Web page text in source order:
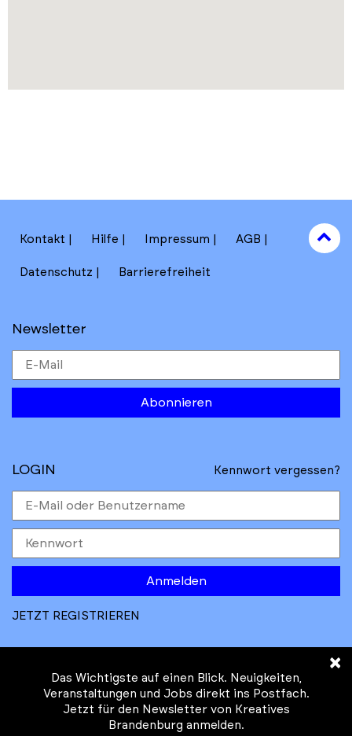
Kontakt Hilfe Impressum AGB
Datenschutz Barrierefreiheit
Newsletter
Abonnieren
to
top
LOGIN Kennwort vergessen?
Anmelden
JETZT REGISTRIEREN
© Kreatives Brandenburg im Auftrag des
×
Das Wichtigste auf einen Blick. Neuigkeiten,
Veranstaltungen und Jobs direkt ins Postfach.
Jetzt für den Newsletter von Kreatives
Brandenburg anmelden.